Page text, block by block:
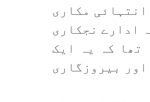
مکاری
ادارے نجکاری
تھا کہ یہ ایک
بیروزگاری